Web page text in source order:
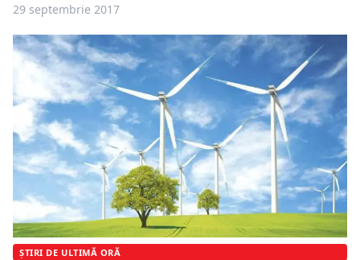
29 septembrie 2017
ȘTIRI DE ULTIMĂ ORĂ